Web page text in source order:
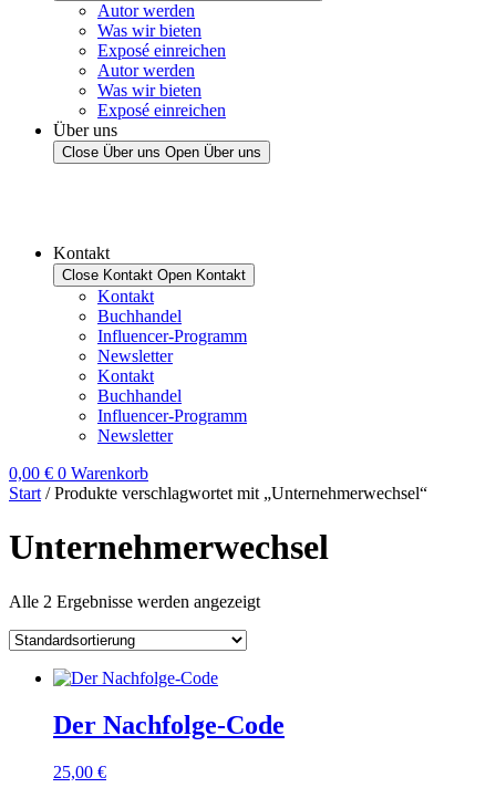
Autor werden
Was wir bieten
Exposé einreichen
Autor werden
Was wir bieten
Exposé einreichen
Über uns
Close Über uns Open Über uns
Kontakt
Close Kontakt Open Kontakt
Kontakt
Buchhandel
Influencer-Programm
Newsletter
Kontakt
Buchhandel
Influencer-Programm
Newsletter
0,00 € 0 Warenkorb
Start / Produkte verschlagwortet mit „Unternehmerwechsel“
Unternehmerwechsel
Alle 2 Ergebnisse werden angezeigt
Der Nachfolge-Code
25,00 €